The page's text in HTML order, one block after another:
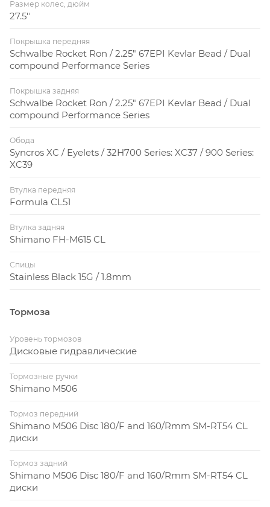
Размер колес, дюйм
27.5''
Покрышка передняя
Schwalbe Rocket Ron / 2.25" 67EPI Kevlar Bead / Dual
compound Performance Series
Покрышка задняя
Schwalbe Rocket Ron / 2.25" 67EPI Kevlar Bead / Dual
compound Performance Series
Обода
Syncros XC / Eyelets / 32H700 Series: XC37 / 900 Series:
XC39
Втулка передняя
Formula CL51
Втулка задняя
Shimano FH-M615 CL
Спицы
Stainless Black 15G / 1.8mm
Тормоза
Уровень тормозов
Дисковые гидравлические
Тормозные ручки
Shimano M506
Тормоз передний
Shimano M506 Disc 180/F and 160/Rmm SM-RT54 CL
диски
Тормоз задний
Shimano M506 Disc 180/F and 160/Rmm SM-RT54 CL
диски